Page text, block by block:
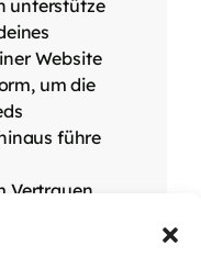
unterstütze
Website
um die
führe
Vertrauen